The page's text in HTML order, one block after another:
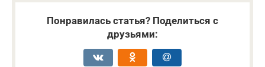
Понравилась статья? Поделиться с
друзьями: